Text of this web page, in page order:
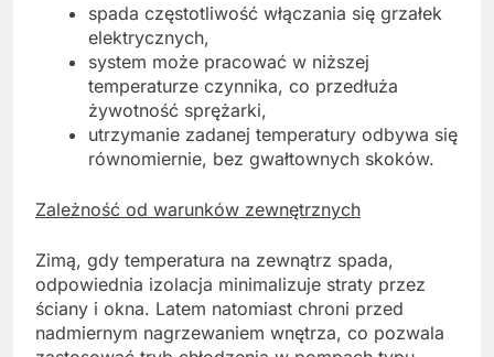
spada częstotliwość włączania się grzałek
elektrycznych,
system może pracować w niższej
temperaturze czynnika, co przedłuża
żywotność sprężarki,
utrzymanie zadanej temperatury odbywa się
równomiernie, bez gwałtownych skoków.
Zależność od warunków zewnętrznych
Zimą, gdy temperatura na zewnątrz spada,
odpowiednia izolacja minimalizuje straty przez
ściany i okna. Latem natomiast chroni przed
nadmiernym nagrzewaniem wnętrza, co pozwala